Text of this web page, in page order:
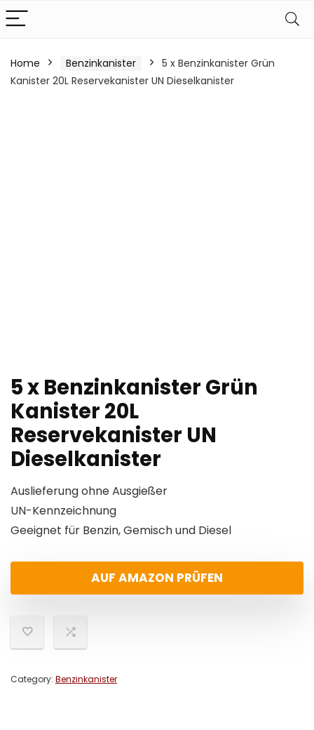
Home Benzinkanister
5 x Benzinkanister Grün
Kanister 20L Reservekanister UN Dieselkanister
5 x Benzinkanister Grün
Kanister 20L
Reservekanister UN
Dieselkanister
Auslieferung ohne Ausgießer
UN-Kennzeichnung
Geeignet für Benzin, Gemisch und Diesel
AUF AMAZON PRÜFEN
Category: Benzinkanister